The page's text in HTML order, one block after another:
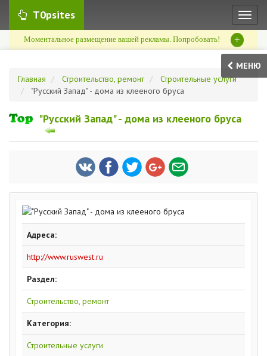
T0psites
Моментальное размещение вашей рекламы. Попробовать! +
МЕНЮ
Главная
Строительство, ремонт
Строительные услуги
"Русский Запад" - дома из клееного бруса
"Русский Запад" - дома из клееного бруса
Адреса:
http://www.ruswest.ru
Раздел:
Строительство, ремонт
Категория:
Строительные услуги